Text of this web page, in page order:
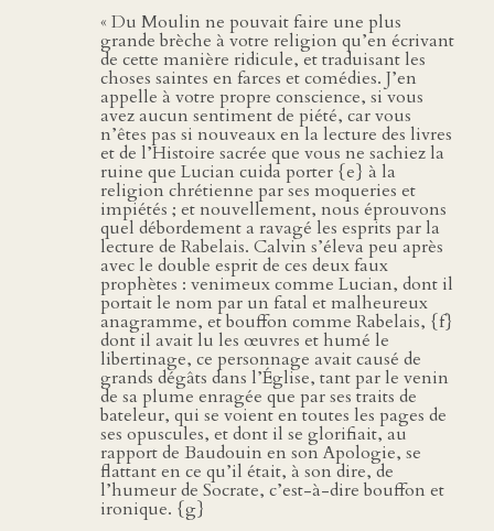
« Du Moulin ne pouvait faire une plus
grande brèche à votre religion qu’en écrivant
de cette manière ridicule, et traduisant les
choses saintes en farces et comédies. J’en
appelle à votre propre conscience, si vous
avez aucun sentiment de piété, car vous
n’êtes pas si nouveaux en la lecture des livres
et de l’Histoire sacrée que vous ne sachiez la
ruine que Lucian cuida porter {e} à la
religion chrétienne par ses moqueries et
impiétés ; et nouvellement, nous éprouvons
quel débordement a ravagé les esprits par la
lecture de Rabelais. Calvin s’éleva peu après
avec le double esprit de ces deux faux
prophètes : venimeux comme Lucian, dont il
portait le nom par un fatal et malheureux
anagramme, et bouffon comme Rabelais, {f}
dont il avait lu les œuvres et humé le
libertinage, ce personnage avait causé de
grands dégâts dans l’Église, tant par le venin
de sa plume enragée que par ses traits de
bateleur, qui se voient en toutes les pages de
ses opuscules, et dont il se glorifiait, au
rapport de Baudouin en son Apologie, se
flattant en ce qu’il était, à son dire, de
l’humeur de Socrate, c’est-à-dire bouffon et
ironique. {g}